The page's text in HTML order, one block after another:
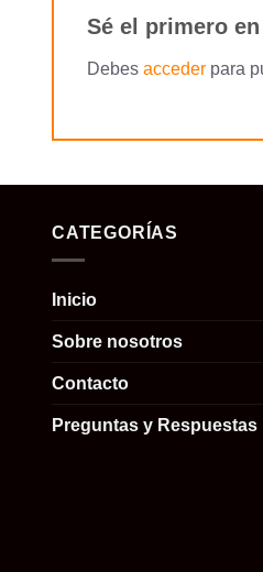
Sé el primero
Debes acceder para
CATEGORÍAS
Inicio
Sobre nosotros
Contacto
Preguntas y Respuestas